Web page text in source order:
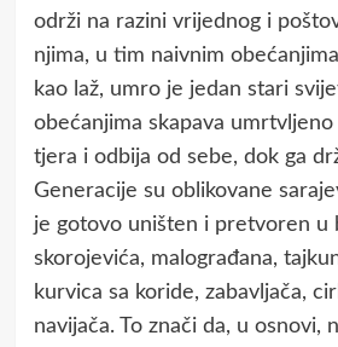
održi na razini vrijednog i
njima, u tim naivnim
kao laž, umro je jedan stari
obećanjima skapava umrtvljeno
tjera i odbija od sebe, dok ga
Generacije su oblikovane
je gotovo uništen i pretvoren u
skorojevića, malograđana,
kurvica sa koride, zabavljača,
navijača. To znači da, u osnovi,